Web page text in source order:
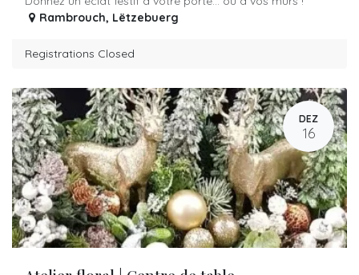
Rambrouch, Lëtzebuerg
Registrations Closed
DEZ
16